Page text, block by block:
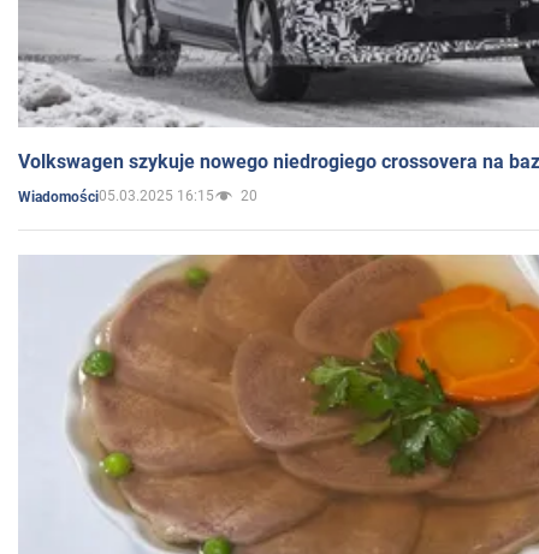
Volkswagen szykuje nowego niedrogiego crossovera na
Wiadomości05.03.2025 16:15 20